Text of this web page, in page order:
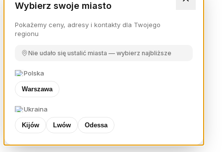
Wybierz swoje miasto
Pokażemy ceny, adresy i kontakty dla Twojego
regionu
Nie udało się ustalić miasta — wybierz najbliższe
Polska
Warszawa
Ukraina
Kijów Lwów Odessa